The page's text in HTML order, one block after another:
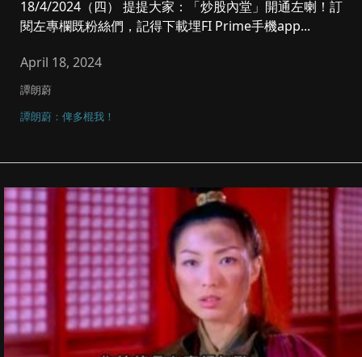
18/4/2024（四） 提提大家：「炒股內堂」開通左喇！訂
閱左專欄既粉絲們，記得下載埋FI Prime手機app...
April 18, 2024
譚朗蔚
譚朗蔚：俾多棍我！